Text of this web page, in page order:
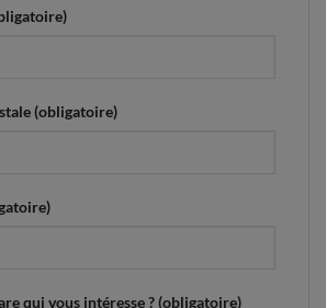
(obligatoire)
qui vous intéresse ? (obligatoire)